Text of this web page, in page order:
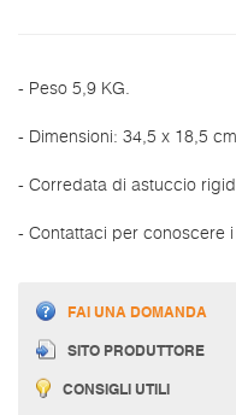
- Peso 5,9 KG.
- Dimensioni: 34,5 x 18,5 cm
- Corredata di astuccio
- Contattaci per conoscere
FAI UNA DOMANDA
SITO PRODUTTORE
CONSIGLI UTILI